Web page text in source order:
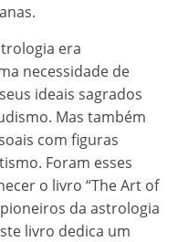
era
necessidade de
ideais sagrados
Mas também
com figuras
Foram esses
o livro “The Art of
da astrologia
livro dedica um